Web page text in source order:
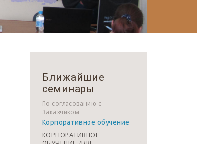
Ближайшие
семинары
По согласованию с
Заказчиком
Корпоративное обучение
КОРПОРАТИВНОЕ